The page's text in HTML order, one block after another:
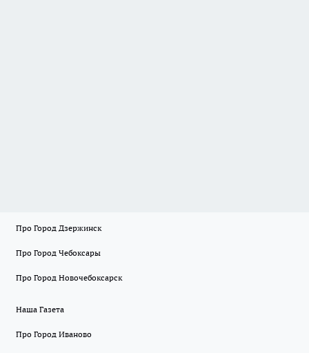
Про Город Дзержинск
Про Город Чебоксары
Про Город Новочебоксарск
Наша Газета
Про Город Иваново